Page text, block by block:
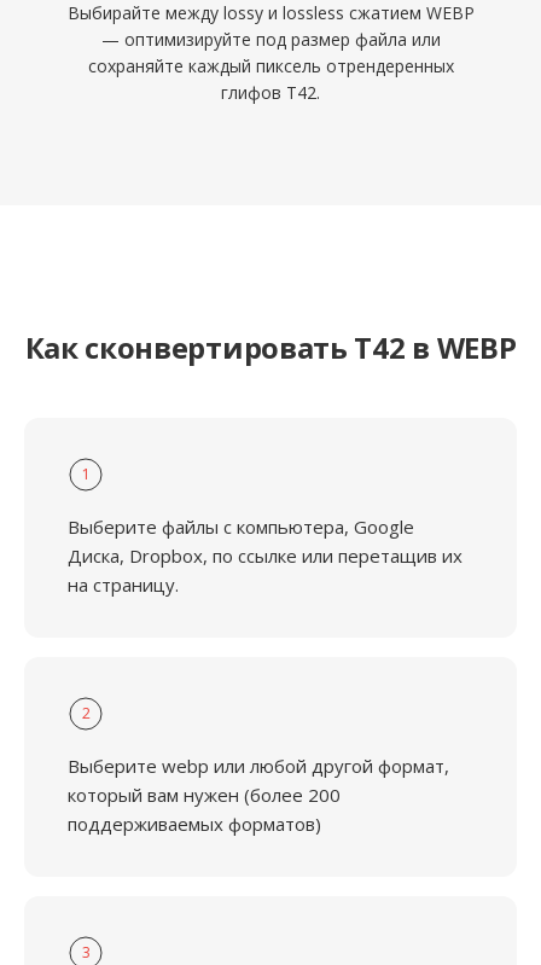
Выбирайте между lossy и lossless сжатием WEBP
— оптимизируйте под размер файла или
сохраняйте каждый пиксель отрендеренных
глифов T42.
Как сконвертировать T42 в WEBP
1
Выберите файлы с компьютера, Google
Диска, Dropbox, по ссылке или перетащив их
на страницу.
2
Выберите webp или любой другой формат,
который вам нужен (более 200
поддерживаемых форматов)
3